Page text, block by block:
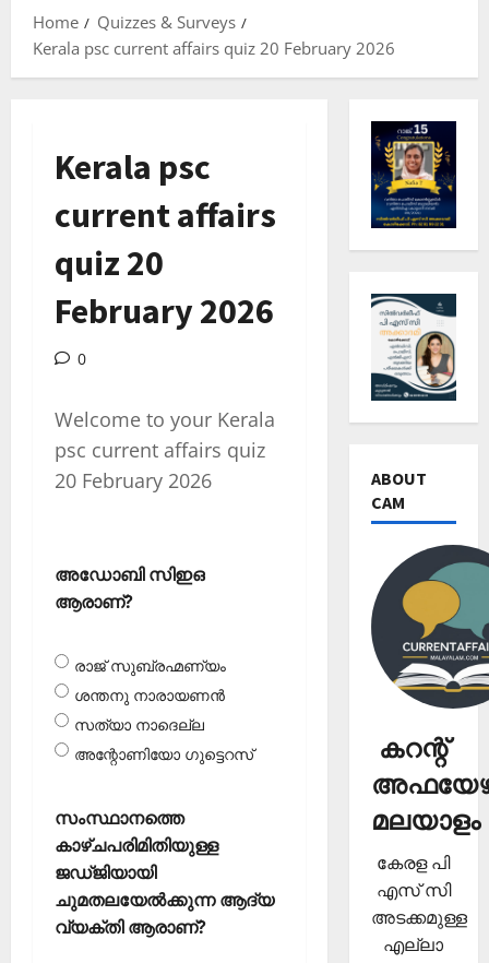
Home
Quizzes & Surveys
Kerala psc current affairs quiz 20 February 2026
Kerala psc
current affairs
quiz 20
February 2026
0
Welcome to your Kerala
psc current affairs quiz
20 February 2026
അഡോബി സിഇഒ
ആരാണ്?
രാജ് സുബ്രഹ്മണ്യം
ശന്തനു നാരായണന്‍
സത്യാ നാദെല്ല
അന്റോണിയോ ഗുട്ടെറസ്
സംസ്ഥാനത്തെ
കാഴ്ചപരിമിതിയുള്ള
ജഡ്ജിയായി
ചുമതലയേല്‍ക്കുന്ന ആദ്യ
വ്യക്തി ആരാണ്?
ABOUT
CAM
കറന്റ്
മലയാളം
കേരള പി
എസ് സി
അടക്കമുള്ള
എല്ലാ